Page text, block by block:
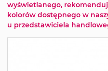
wyświetlanego,
kolorów dostępnego w
u przedstawiciela